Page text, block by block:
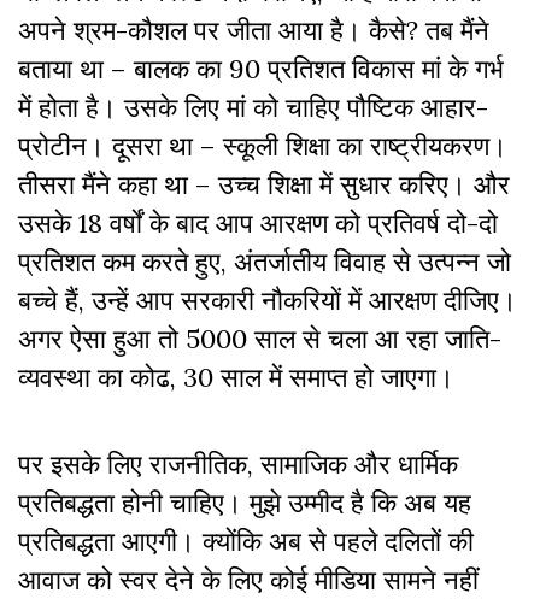
अपने श्रम-कौशल पर जीता आया है। कैसे? तब मैंने
बताया था – बालक का 90 प्रतिशत विकास मां के गर्भ
में होता है। उसके लिए मां को चाहिए पौष्टिक आहार-
प्रोटीन। दूसरा था – स्कूली शिक्षा का राष्ट्रीयकरण।
तीसरा मैंने कहा था – उच्च शिक्षा में सुधार करिए। और
उसके 18 वर्षों के बाद आप आरक्षण को प्रतिवर्ष दो-दो
प्रतिशत कम करते हुए, अंतर्जातीय विवाह से उत्पन्न जो
बच्चे हैं, उन्हें आप सरकारी नौकरियों में आरक्षण दीजिए।
अगर ऐसा हुआ तो 5000 साल से चला आ रहा जाति-
व्यवस्था का कोढ, 30 साल में समाप्त हो जाएगा।
पर इसके लिए राजनीतिक, सामाजिक और धार्मिक
प्रतिबद्धता होनी चाहिए। मुझे उम्मीद है कि अब यह
प्रतिबद्धता आएगी। क्योंकि अब से पहले दलितों की
आवाज को स्वर देने के लिए कोई मीडिया सामने नहीं